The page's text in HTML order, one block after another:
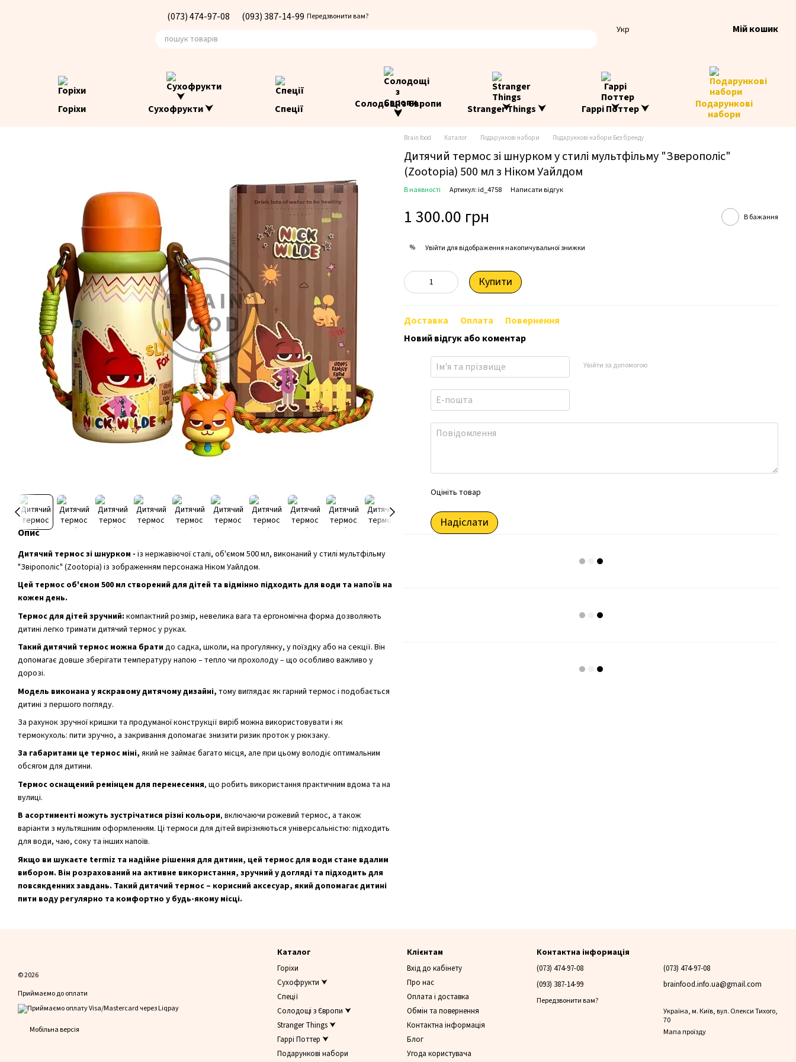
(073) 474-97-08 (093) 387-14-99 Передзвонити вам?
Укр Мій кошик
Горіхи Сухофрукти ⮟ Спеції
Солодощі з Європи
⮟
Stranger Things ⮟ Гаррі Поттер ⮟
Подарункові
набори
Опис
Дитячий термос зі шнурком - із нержавіючої сталі, об'ємом 500 мл, виконаний у стилі мультфільму
"Звірополіс" (Zootopia) із зображенням персонажа Ніком Уайлдом.
Цей термос об'ємом 500 мл створений для дітей та відмінно підходить для води та напоїв на
кожен день.
Термос для дітей зручний: компактний розмір, невелика вага та ергономічна форма дозволяють
дитині легко тримати дитячий термос у руках.
Такий дитячий термос можна братидо садка, школи, на прогулянку, у поїздку або на секції. Він
допомагає довше зберігати температуру напою – тепло чи прохолоду – що особливо важливо у
дорозі.
Модель виконана у яскравому дитячому дизайні, тому виглядає як гарний термос і подобається
дитині з першого погляду.
За рахунок зручної кришки та продуманої конструкції виріб можна використовувати і як
термокухоль: пити зручно, а закривання допомагає знизити ризик проток у рюкзаку.
За габаритами це термос міні, який не займає багато місця, але при цьому володіє оптимальним
обсягом для дитини.
Термос оснащений ремінцем для перенесення, що робить використання практичним вдома та на
вулиці.
В асортименті можуть зустрічатися різні кольори, включаючи рожевий термос, а також
варіанти з мультяшним оформленням. Ці термоси для дітей вирізняються універсальністю: підходить
для води, чаю, соку та інших напоїв.
Якщо ви шукаєте termiz та надійне рішення для дитини, цей термос для води стане вдалим
вибором. Він розрахований на активне використання, зручний у догляді та підходить для
повсякденних завдань. Такий дитячий термос – корисний аксесуар, який допомагає дитині
пити воду регулярно та комфортно у будь-якому місці.
Brain food Каталог Подарункові набори Подарункові набори Без бренду
Дитячий термос зі шнурком у стилі мультфільму "Зверополіс"
(Zootopia) 500 мл з Ніком Уайлдом
В наявності Артикул: id_4758 Написати відгук
1 300.00 грн В бажання
% Увійтидля відображення накопичувальної знижки
Купити
Доставка Оплата
Повернення
Новий відгук або коментар
Увійти за допомогою
Оцініть товар
Надіслати
© 2026
Приймаємо до оплати
Мобільна версія
Каталог
Горіхи
Сухофрукти ⮟
Спеції
Солодощі з Європи ⮟
Stranger Things ⮟
Гаррі Поттер ⮟
Подарункові набори
Клієнтам
Вхід до кабінету
Про нас
Оплата і доставка
Обмін та повернення
Контактна інформація
Блог
Угода користувача
Контактна інформація
(073) 474-97-08
(093) 387-14-99
Передзвонити вам?
(073) 474-97-08
brainfood.info.ua@gmail.com
Україна, м. Київ, вул. Олекси Тихого,
70
Мапа проїзду